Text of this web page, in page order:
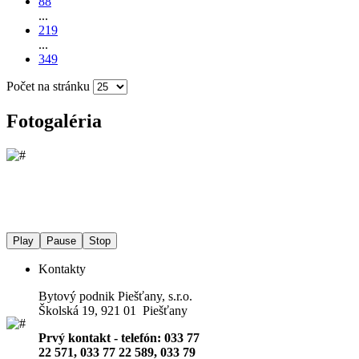
...
219
...
349
Počet na stránku
Fotogaléria
Play Pause Stop
Kontakty
Bytový podnik Piešťany, s.r.o.
Školská 19, 921 01 Piešťany
Prvý kontakt - telefón: 033 77
22 571, 033 77 22 589, 033 79